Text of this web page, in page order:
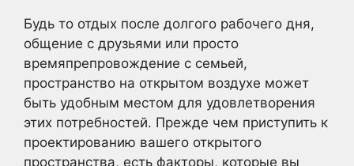
Будь то отдых после долгого рабочего дня,
общение с друзьями или просто
времяпрепровождение с семьей,
пространство на открытом воздухе может
быть удобным местом для удовлетворения
этих потребностей. Прежде чем приступить к
проектированию вашего открытого
пространства, есть факторы, которые вы